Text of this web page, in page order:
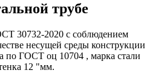
трубе
30732-2020 с соблюдением
несущей среды конструкции
по ГОСТ оц 10704 , марка стали
12 "мм.